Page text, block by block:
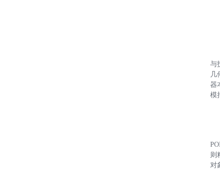
与
几
器
模
则
对